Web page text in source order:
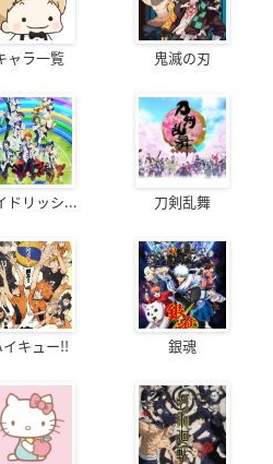
ャラ一覧 鬼滅の刃
ドリッシ... 刀剣乱舞
イキュー!! 銀魂